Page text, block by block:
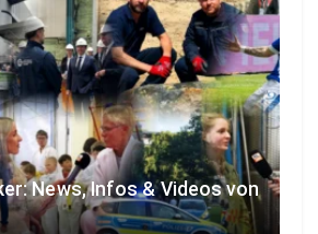
News, Infos & Videos von